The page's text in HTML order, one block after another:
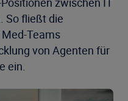
So fließt die
Teams
von Agenten für
ein.